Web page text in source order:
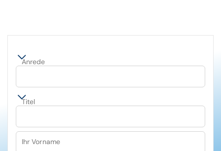
Anrede
Titel
Ihr Vorname